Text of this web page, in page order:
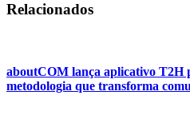
Relacionados
aboutCOM lança aplicativo T2H
metodologia que transforma